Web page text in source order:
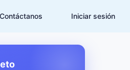
Contáctanos Iniciar sesión